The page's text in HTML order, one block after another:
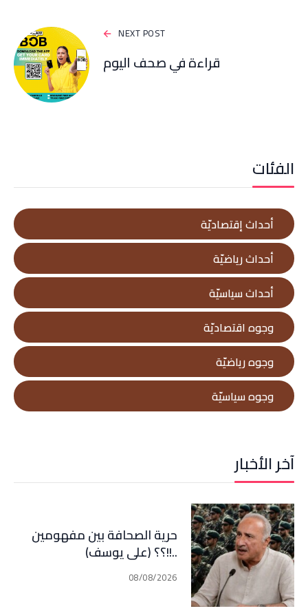
NEXT POST
قراءة في صحف اليوم
الفئات
أحداث إقتصاديّة
أحداث رياضيّة
أحداث سياسيّة
وجوه اقتصاديّة
وجوه رياضيّة
وجوه سياسيّة
آخر الأخبار
حرية الصحافة بين مفهومين
..!!؟؟ (علي يوسف)
08/08/2026